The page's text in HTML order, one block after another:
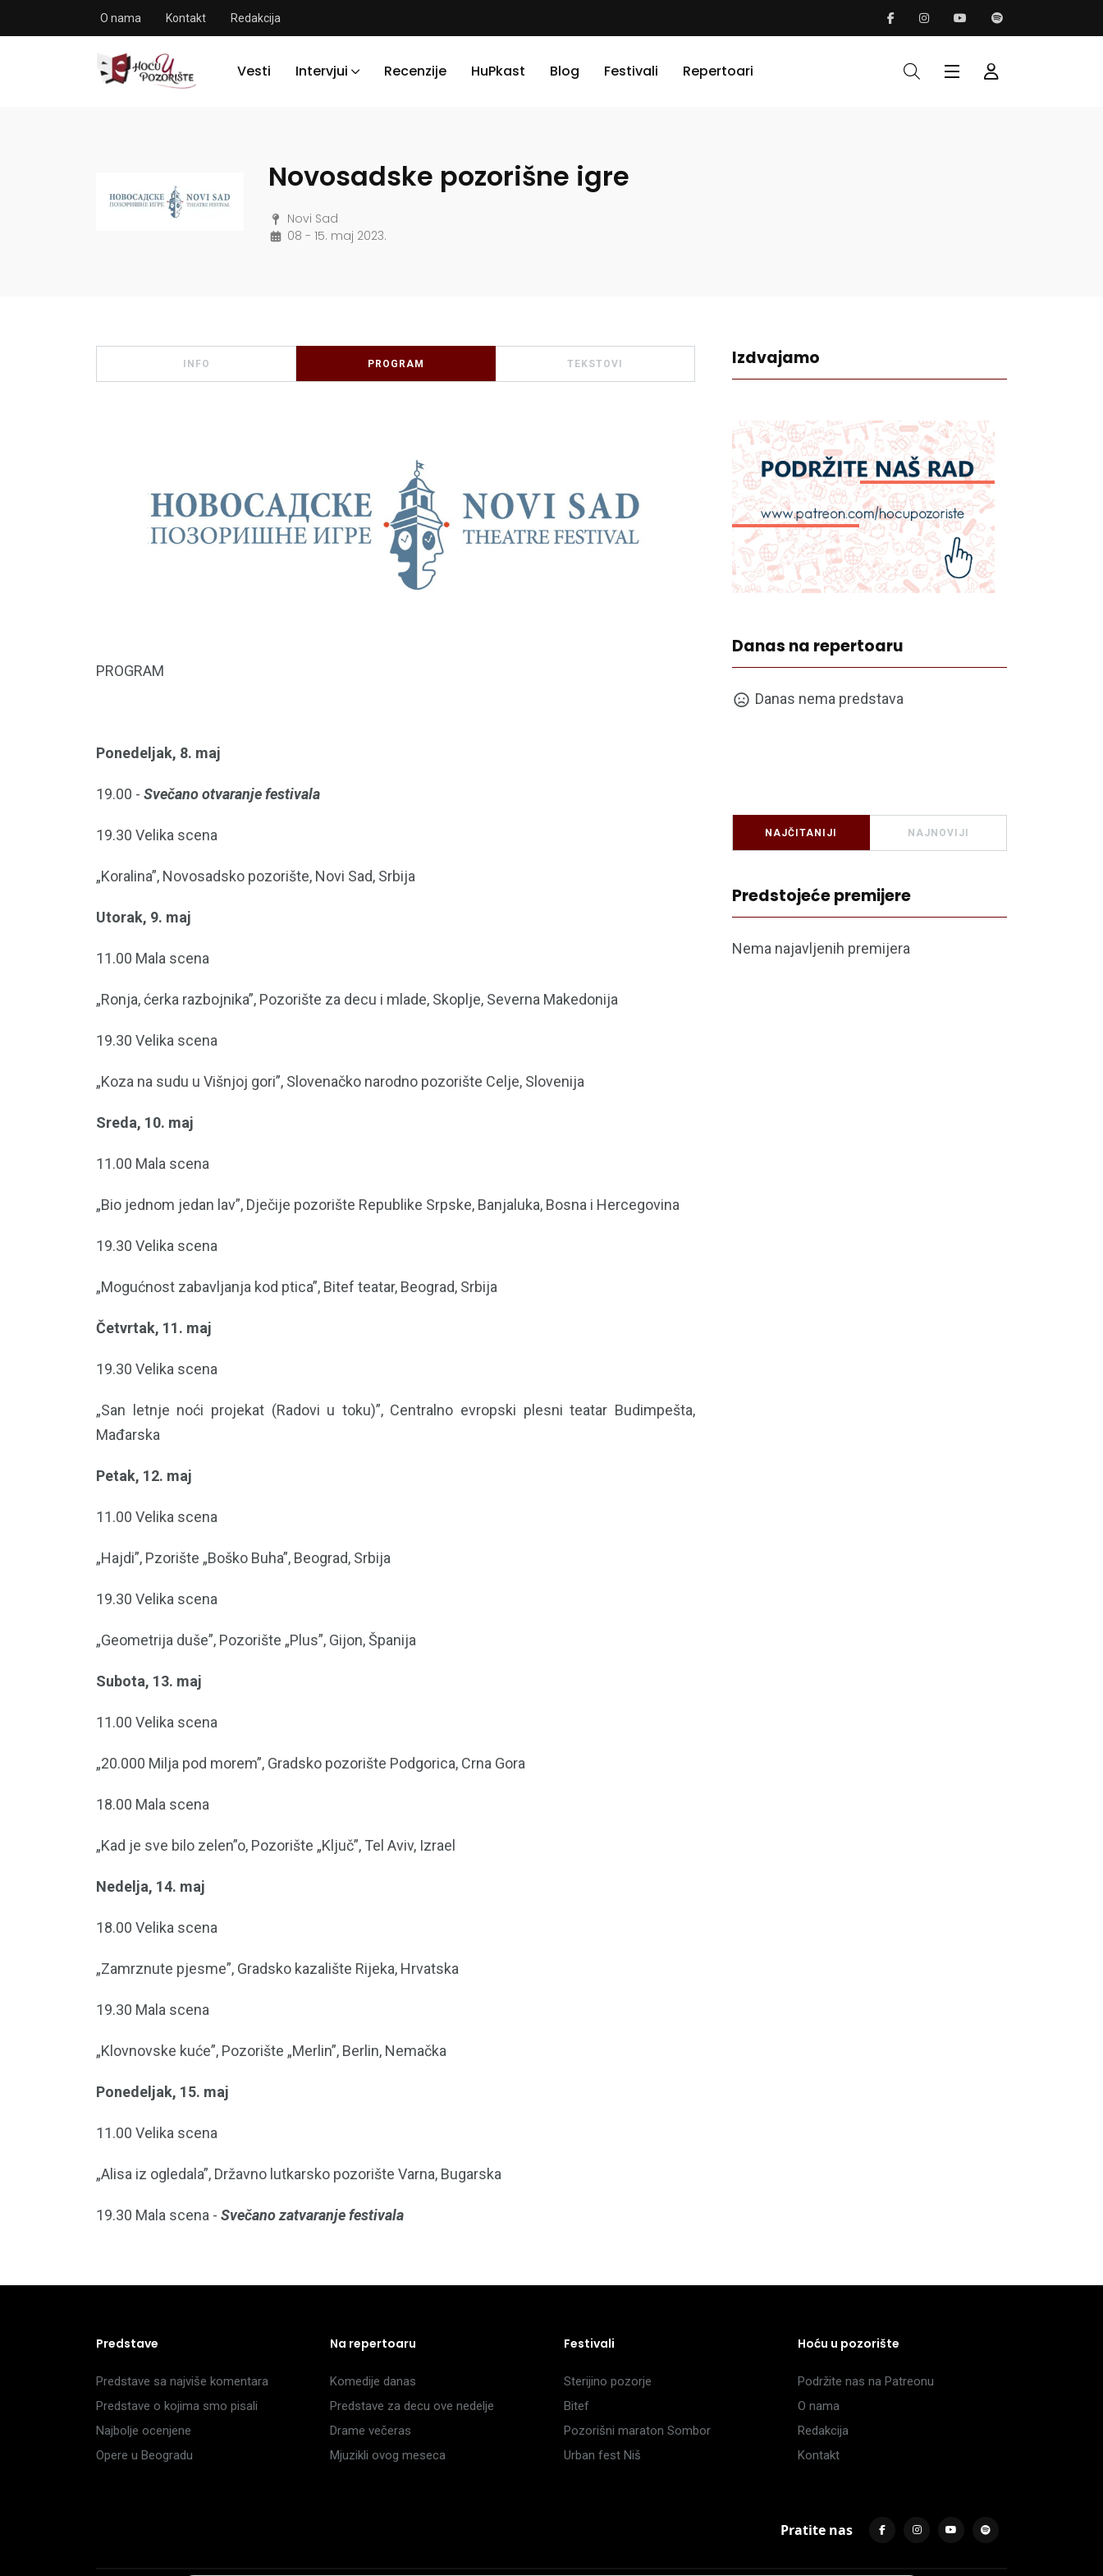
O nama Kontakt Redakcija
Vesti Intervjui Recenzije HuPkast Blog Festivali Repertoari
Novosadske pozorišne igre
Novi Sad
08 - 15. maj 2023.
INFO PROGRAM TEKSTOVI
PROGRAM
Ponedeljak, 8. maj
19.00 - Svečano otvaranje festivala
19.30 Velika scena
„Koralina”, Novosadsko pozorište, Novi Sad, Srbija
Utorak, 9. maj
11.00 Mala scena
„Ronja, ćerka razbojnika”, Pozorište za decu i mlade, Skoplje, Severna Makedonija
19.30 Velika scena
„Koza na sudu u Višnjoj gori”, Slovenačko narodno pozorište Celje, Slovenija
Sreda, 10. maj
11.00 Mala scena
„Bio jednom jedan lav”, Dječije pozorište Republike Srpske, Banjaluka, Bosna i Hercegovina
19.30 Velika scena
„Mogućnost zabavljanja kod ptica”, Bitef teatar, Beograd, Srbija
Četvrtak, 11. maj
19.30 Velika scena
„San letnje noći projekat (Radovi u toku)”, Centralno evropski plesni teatar Budimpešta,
Mađarska
Petak, 12. maj
11.00 Velika scena
„Hajdi”, Pzorište „Boško Buha”, Beograd, Srbija
19.30 Velika scena
„Geometrija duše”, Pozorište „Plus”, Gijon, Španija
Subota, 13. maj
11.00 Velika scena
„20.000 Milja pod morem”, Gradsko pozorište Podgorica, Crna Gora
18.00 Mala scena
„Kad je sve bilo zelen”o, Pozorište „Ključ”, Tel Aviv, Izrael
Nedelja, 14. maj
18.00 Velika scena
„Zamrznute pjesme”, Gradsko kazalište Rijeka, Hrvatska
19.30 Mala scena
„Klovnovske kuće”, Pozorište „Merlin”, Berlin, Nemačka
Ponedeljak, 15. maj
11.00 Velika scena
„Alisa iz ogledala”, Državno lutkarsko pozorište Varna, Bugarska
19.30 Mala scena - Svečano zatvaranje festivala
Izdvajamo
Danas na repertoaru
Danas nema predstava
NAJČITANIJI NAJNOVIJI
Predstojeće premijere
Nema najavljenih premijera
Predstave
Predstave sa najviše komentara
Predstave o kojima smo pisali
Najbolje ocenjene
Opere u Beogradu
Na repertoaru
Komedije danas
Predstave za decu ove nedelje
Drame večeras
Mjuzikli ovog meseca
Festivali
Sterijino pozorje
Bitef
Pozorišni maraton Sombor
Urban fest Niš
Hoću u pozorište
Podržite nas na Patreonu
O nama
Redakcija
Kontakt
Pratite nas